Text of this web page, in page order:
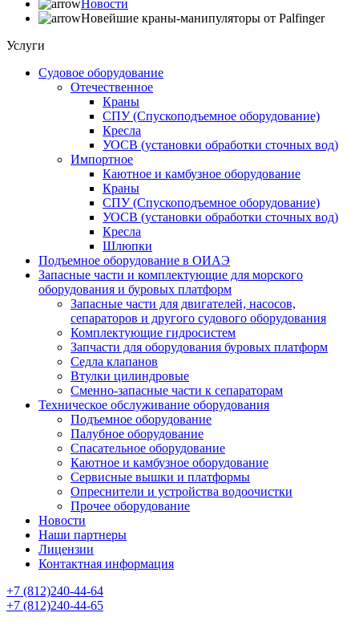
Новости
Новейшие краны-манипуляторы от Palfinger
Услуги
Судовое оборудование
Отечественное
Краны
СПУ (Спускоподъемное оборудование)
Кресла
УОСВ (установки обработки сточных вод)
Импортное
Каютное и камбузное оборудование
Краны
СПУ (Спускоподъемное оборудование)
УОСВ (установки обработки сточных вод)
Кресла
Шлюпки
Подъемное оборудование в ОИАЭ
Запасные части и комплектующие для морского
оборудования и буровых платформ
Запасные части для двигателей, насосов,
сепараторов и другого судового оборудования
Комплектующие гидросистем
Запчасти для оборудования буровых платформ
Седла клапанов
Втулки цилиндровые
Сменно-запасные части к сепараторам
Техническое обслуживание оборудования
Подъемное оборудование
Палубное оборудование
Спасательное оборудование
Каютное и камбузное оборудование
Сервисные вышки и платформы
Опреснители и устройства водоочистки
Прочее оборудование
Новости
Наши партнеры
Лицензии
Контактная информация
+7 (812)240-44-64
+7 (812)240-44-65